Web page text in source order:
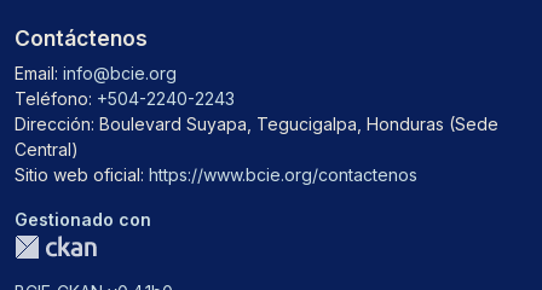
Contáctenos
Email: info@bcie.org
Teléfono: +504-2240-2243
Dirección: Boulevard Suyapa, Tegucigalpa, Honduras (Sede
Central)
Sitio web oficial: https://www.bcie.org/contactenos
Gestionado con